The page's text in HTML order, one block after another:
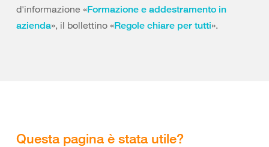
d'informazione «Formazione e addestramento in
azienda», il bollettino «Regole chiare per tutti».
Questa pagina è stata utile?